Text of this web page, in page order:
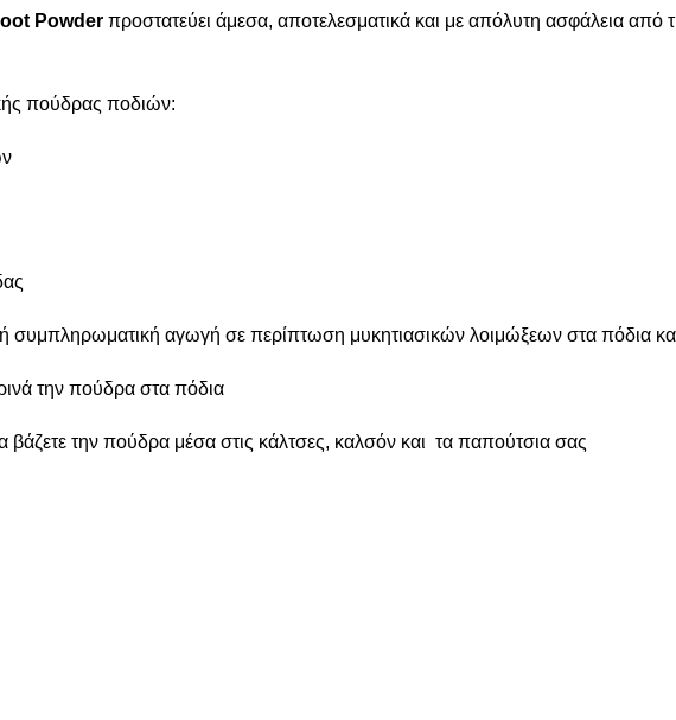
Powder προστατεύει άμεσα, αποτελεσματικά και με απόλυτη ασφάλεια από
πούδρας ποδιών:
συμπληρωματική αγωγή σε περίπτωση μυκητιασικών λοιμώξεων στα πόδια
την πούδρα στα πόδια
βάζετε την πούδρα μέσα στις κάλτσες, καλσόν και τα παπούτσια σας